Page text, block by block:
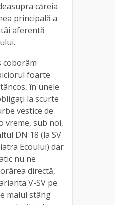
căreia
principală a
aferentă
coborâm
foarte
în unele
la scurte
vestice de
vreme, sub noi,
DN 18 (la SV
Ecoului) dar
nu ne
directă,
V-SV pe
malul stâng